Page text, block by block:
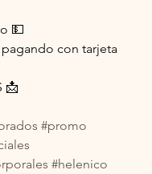
💵
con tarjeta
📩
#promo
#helenico